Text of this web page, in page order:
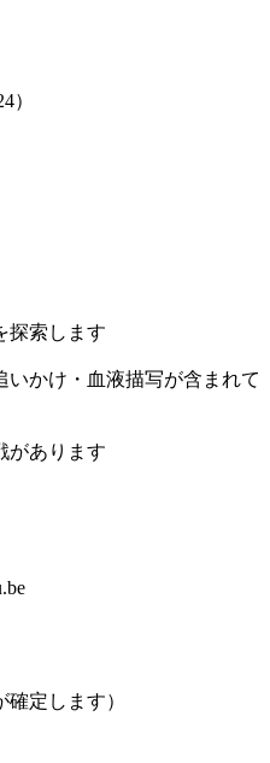
）
探索します
いかけ・血液描写が含まれて
があります
定します）